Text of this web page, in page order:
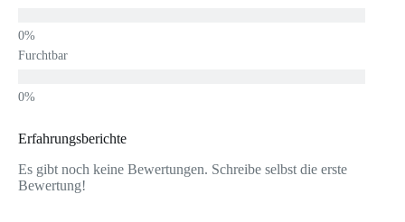
Furchtbar
Erfahrungsberichte
Es gibt noch keine Bewertungen. Schreibe selbst die erste
Bewertung!